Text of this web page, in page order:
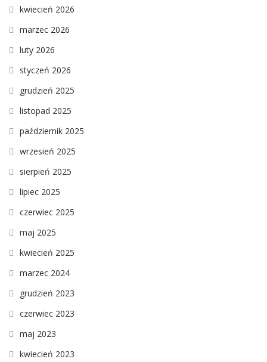
kwiecień 2026
marzec 2026
luty 2026
styczeń 2026
grudzień 2025
listopad 2025
październik 2025
wrzesień 2025
sierpień 2025
lipiec 2025
czerwiec 2025
maj 2025
kwiecień 2025
marzec 2024
grudzień 2023
czerwiec 2023
maj 2023
kwiecień 2023